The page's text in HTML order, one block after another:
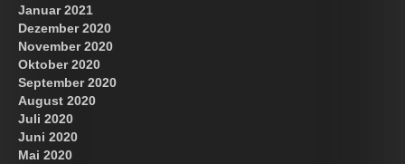
Januar 2021
Dezember 2020
November 2020
Oktober 2020
September 2020
August 2020
Juli 2020
Juni 2020
Mai 2020